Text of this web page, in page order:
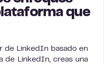
que
de LinkedIn basado en
de LinkedIn, creas una